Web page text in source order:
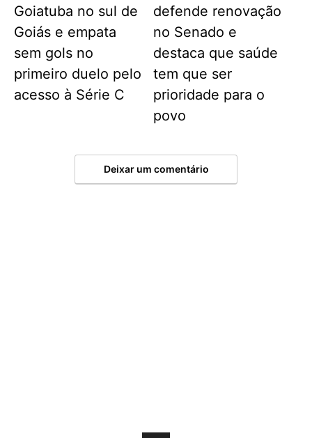
Goiatuba no sul de
Goiás e empata
sem gols no
primeiro duelo pelo
acesso à Série C
defende renovação
no Senado e
destaca que saúde
tem que ser
prioridade para o
povo
Deixar um comentário